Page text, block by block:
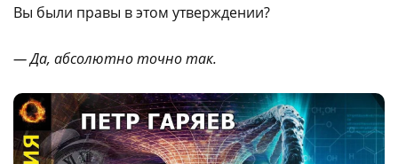
Вы были правы в этом утверждении?
— Да, абсолютно точно так.